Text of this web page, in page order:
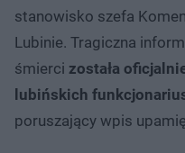
stanowisko szefa
Lubinie. Tragiczna
śmierci została
lubińskich
poruszający wpis